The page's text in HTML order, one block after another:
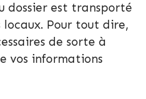
dossier est transporté
Pour tout dire,
de sorte à
vos informations